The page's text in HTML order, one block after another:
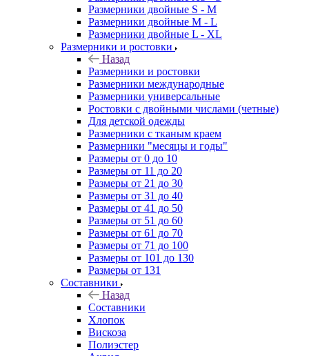
Размерники двойные S - M
Размерники двойные M - L
Размерники двойные L - XL
Размерники и ростовки
Назад
Размерники и ростовки
Размерники международные
Размерники универсальные
Ростовки с двойными числами (четные)
Для детской одежды
Размерники с тканым краем
Размерники "месяцы и годы"
Размеры от 0 до 10
Размеры от 11 до 20
Размеры от 21 до 30
Размеры от 31 до 40
Размеры от 41 до 50
Размеры от 51 до 60
Размеры от 61 до 70
Размеры от 71 до 100
Размеры от 101 до 130
Размеры от 131
Составники
Назад
Составники
Хлопок
Вискоза
Полиэстер